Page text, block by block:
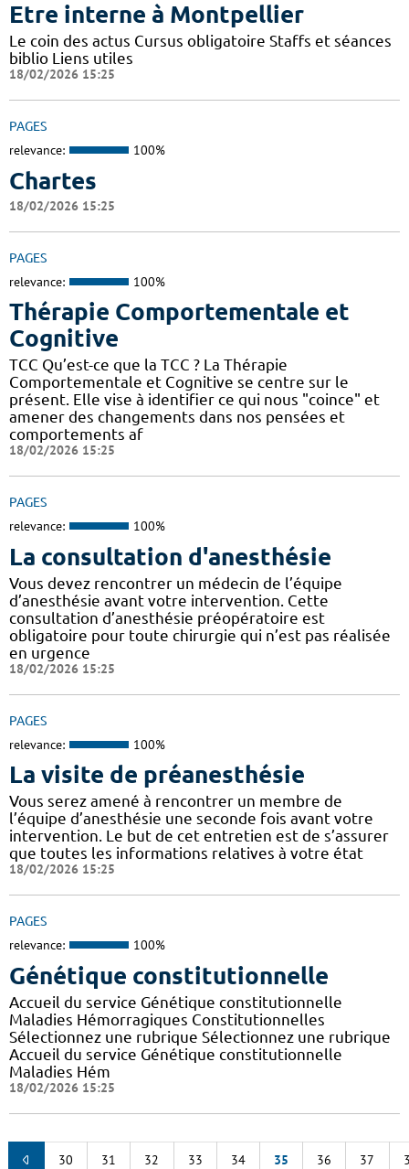
Etre interne à Montpellier
Le coin des actus Cursus obligatoire Staffs et séances
biblio Liens utiles
18/02/2026 15:25
PAGES
relevance: 100%
Chartes
18/02/2026 15:25
PAGES
relevance: 100%
Thérapie Comportementale et
Cognitive
TCC Qu’est-ce que la TCC ? La Thérapie
Comportementale et Cognitive se centre sur le
présent. Elle vise à identifier ce qui nous "coince" et
amener des changements dans nos pensées et
comportements af
18/02/2026 15:25
PAGES
relevance: 100%
La consultation d'anesthésie
Vous devez rencontrer un médecin de l’équipe
d’anesthésie avant votre intervention. Cette
consultation d’anesthésie préopératoire est
obligatoire pour toute chirurgie qui n’est pas réalisée
en urgence
18/02/2026 15:25
PAGES
relevance: 100%
La visite de préanesthésie
Vous serez amené à rencontrer un membre de
l’équipe d’anesthésie une seconde fois avant votre
intervention. Le but de cet entretien est de s’assurer
que toutes les informations relatives à votre état
18/02/2026 15:25
PAGES
relevance: 100%
Génétique constitutionnelle
Accueil du service Génétique constitutionnelle
Maladies Hémorragiques Constitutionnelles
Sélectionnez une rubrique Sélectionnez une rubrique
Accueil du service Génétique constitutionnelle
Maladies Hém
18/02/2026 15:25
30 31 32 33 34 35 36 37